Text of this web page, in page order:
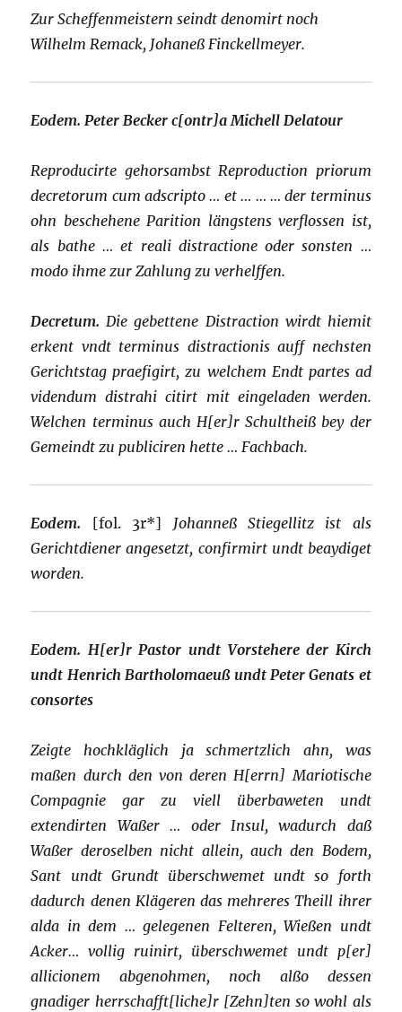
Zur Scheffenmeistern seindt denomirt noch
Wilhelm Remack, Johaneß Finckellmeyer.
Eodem.Peter Becker c[ontr]a Michell Delatour
Reproducirte gehorsambst Reproduction priorum
decretorum cum adscripto … et … … …der terminus
ohn beschehene Parition längstens verflossen ist,
als bathe … et reali distractione oder sonsten …
modo ihme zur Zahlung zu verhelffen.
Decretum. Die gebettene Distraction wirdt hiemit
erkent vndt terminus distractionis auff nechsten
Gerichtstag praefigirt, zu welchem Endt partes ad
videndum distrahi citirt mit eingeladen werden.
Welchen terminus auch H[er]r Schultheiß bey der
Gemeindt zu publiciren hette … Fachbach.
Eodem. [fol. 3r*] Johanneß Stiegellitz ist als
Gerichtdiener angesetzt, confirmirt undt beaydiget
worden.
Eodem. H[er]r Pastor undt Vorstehere der Kirch
undt Henrich Bartholomaeuß undt Peter Genats et
consortes
Zeigte hochkläglich ja schmertzlich ahn, was
maßen durch den von deren H[errn] Mariotische
Compagnie gar zu viell überbaweten undt
extendirten Waßer … oder Insul, wadurch daß
Waßer deroselben nicht allein, auch den Bodem,
Sant undt Grundt überschwemet undt so forth
dadurch denen Klägeren das mehreres Theill ihrer
alda in dem … gelegenen Felteren, Wießen undt
Acker… vollig ruinirt, überschwemet undt p[er]
allicionem abgenohmen, noch alßo dessen
gnadiger herrschafft[liche]r [Zehn]ten so wohl als